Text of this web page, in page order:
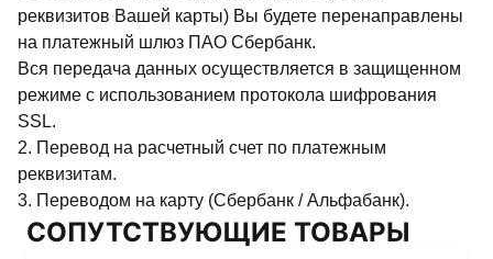
реквизитов Вашей карты) Вы будете перенаправлены
на платежный шлюз ПАО Сбербанк.
Вся передача данных осуществляется в защищенном
режиме с использованием протокола шифрования
SSL.
2. Перевод на расчетный счет по платежным
реквизитам.
3. Переводом на карту (Сбербанк / Альфабанк).
СОПУТСТВУЮЩИЕ ТОВАРЫ